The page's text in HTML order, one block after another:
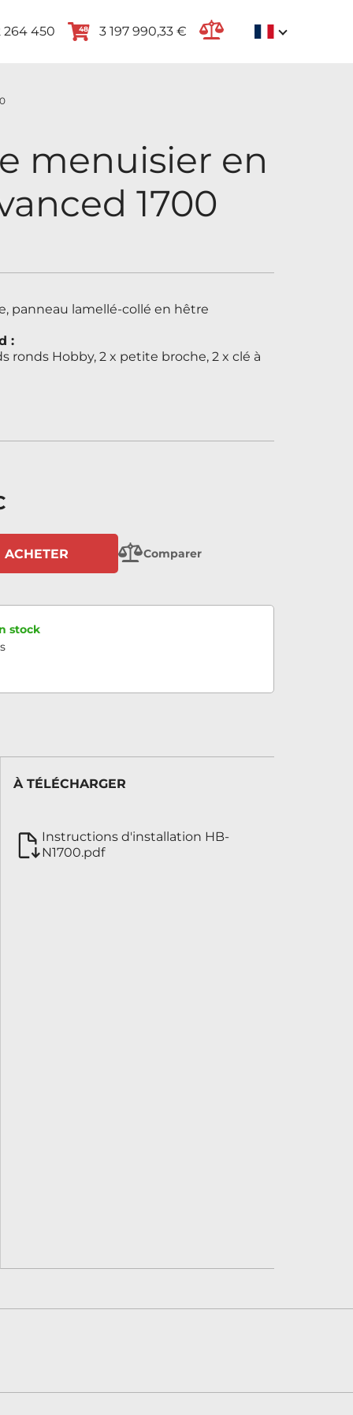
264 450 3 197 990,33 €
48
menuisier en
1700
panneau lamellé-collé en hêtre
:
ronds Hobby, 2 x petite broche, 2 x clé à
ACHETER Comparer
stock
À TÉLÉCHARGER
Instructions d'installation HB-
N1700.pdf